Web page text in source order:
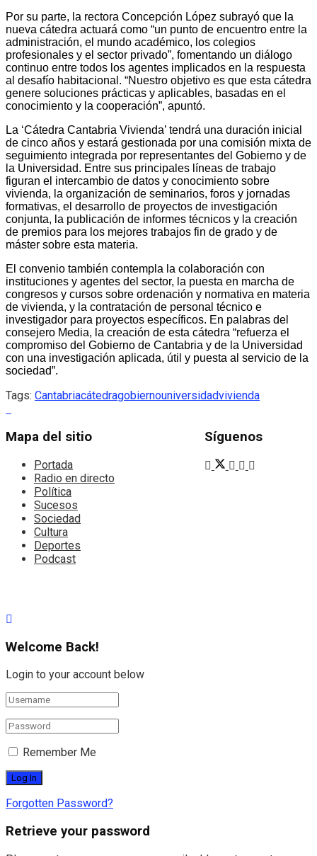
Por su parte, la rectora Concepción López subrayó que la
nueva cátedra actuará como “un punto de encuentro entre la
administración, el mundo académico, los colegios
profesionales y el sector privado”, fomentando un diálogo
continuo entre todos los agentes implicados en la respuesta
al desafío habitacional. “Nuestro objetivo es que esta cátedra
genere soluciones prácticas y aplicables, basadas en el
conocimiento y la cooperación”, apuntó.
La ‘Cátedra Cantabria Vivienda’ tendrá una duración inicial
de cinco años y estará gestionada por una comisión mixta de
seguimiento integrada por representantes del Gobierno y de
la Universidad. Entre sus principales líneas de trabajo
figuran el intercambio de datos y conocimiento sobre
vivienda, la organización de seminarios, foros y jornadas
formativas, el desarrollo de proyectos de investigación
conjunta, la publicación de informes técnicos y la creación
de premios para los mejores trabajos fin de grado y de
máster sobre esta materia.
El convenio también contempla la colaboración con
instituciones y agentes del sector, la puesta en marcha de
congresos y cursos sobre ordenación y normativa en materia
de vivienda, y la contratación de personal técnico e
investigador para proyectos específicos. En palabras del
consejero Media, la creación de esta cátedra “refuerza el
compromiso del Gobierno de Cantabria y de la Universidad
con una investigación aplicada, útil y puesta al servicio de la
sociedad”.
Tags: Cantabriacátedragobiernouniversidadvivienda
Mapa del sitio
Portada
Radio en directo
Política
Sucesos
Sociedad
Cultura
Deportes
Podcast
Síguenos
Welcome Back!
Login to your account below
Remember Me
Forgotten Password?
Retrieve your password